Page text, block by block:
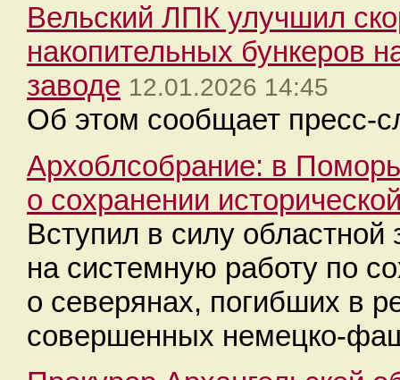
Вельский ЛПК улучшил
накопительных бункеров
заводе 12.01.2026 14:45
Об этом сообщает пресс-
Архоблсобрание: в
о сохранении
Вступил в силу областной
на системную работу по
о северянах, погибших в
совершенных немецко-